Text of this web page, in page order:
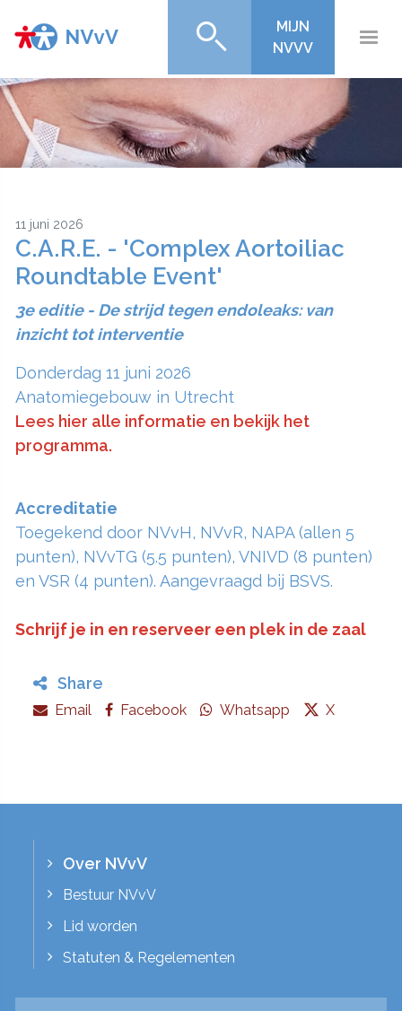
MIJN
NVVV
11 juni 2026
C.A.R.E. - 'Complex Aortoiliac
Roundtable Event'
3e editie - De strijd tegen endoleaks: van
inzicht tot interventie
Donderdag 11 juni 2026
Anatomiegebouw in Utrecht
Lees hier alle informatie en bekijk het
programma.
Accreditatie
Toegekend door NVvH, NVvR, NAPA (allen 5
punten), NVvTG (5.5 punten), VNIVD (8 punten)
en VSR (4 punten). Aangevraagd bij BSVS.
Schrijf je in en reserveer een plek in de zaal
Share
Email Facebook Whatsapp X
Over NVvV
Bestuur NVvV
Lid worden
Statuten & Regelementen